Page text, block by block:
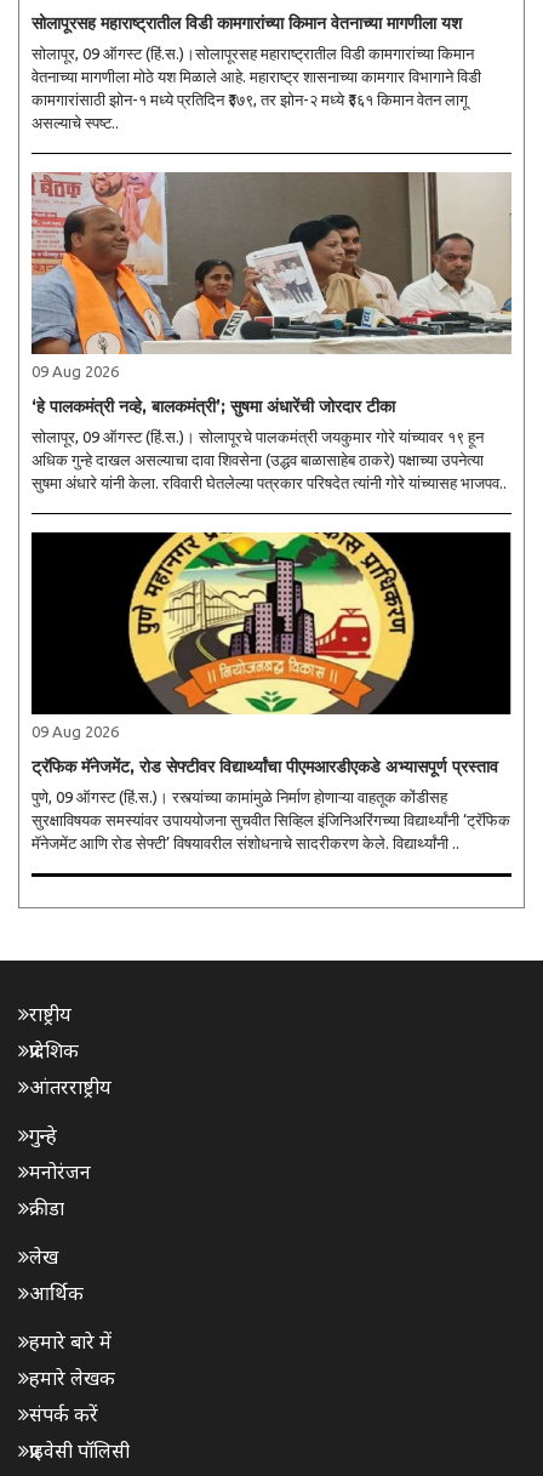
सोलापूरसह महाराष्ट्रातील विडी कामगारांच्या किमान वेतनाच्या मागणीला यश
सोलापूर, 09 ऑगस्ट (हिं.स.)।सोलापूरसह महाराष्ट्रातील विडी कामगारांच्या किमान
वेतनाच्या मागणीला मोठे यश मिळाले आहे. महाराष्ट्र शासनाच्या कामगार विभागाने विडी
कामगारांसाठी झोन-१ मध्ये प्रतिदिन ₹३७९, तर झोन-२ मध्ये ₹३६१ किमान वेतन लागू
असल्याचे स्पष्ट..
09 Aug 2026
‘हे पालकमंत्री नव्हे, बालकमंत्री’; सुषमा अंधारेंची जोरदार टीका
सोलापूर, 09 ऑगस्ट (हिं.स.)। सोलापूरचे पालकमंत्री जयकुमार गोरे यांच्यावर १९ हून
अधिक गुन्हे दाखल असल्याचा दावा शिवसेना (उद्धव बाळासाहेब ठाकरे) पक्षाच्या उपनेत्या
सुषमा अंधारे यांनी केला. रविवारी घेतलेल्या पत्रकार परिषदेत त्यांनी गोरे यांच्यासह भाजपव..
09 Aug 2026
ट्रॅफिक मॅनेजमेंट, रोड सेफ्टीवर विद्यार्थ्यांचा पीएमआरडीएकडे अभ्यासपूर्ण प्रस्ताव
पुणे, 09 ऑगस्ट (हिं.स.)। रस्त्यांच्या कामांमुळे निर्माण होणाऱ्या वाहतूक कोंडीसह
सुरक्षाविषयक समस्यांवर उपाययोजना सुचवीत सिव्हिल इंजिनिअरिंगच्या विद्यार्थ्यांनी ‘ट्रॅफिक
मॅनेजमेंट आणि रोड सेफ्टी’ विषयावरील संशोधनाचे सादरीकरण केले. विद्यार्थ्यांनी ..
राष्ट्रीय
प्रादेशिक
आंतरराष्ट्रीय
गुन्हे
मनोरंजन
क्रीडा
लेख
आर्थिक
हमारे बारे में
हमारे लेखक
संपर्क करें
प्राइवेसी पॉलिसी